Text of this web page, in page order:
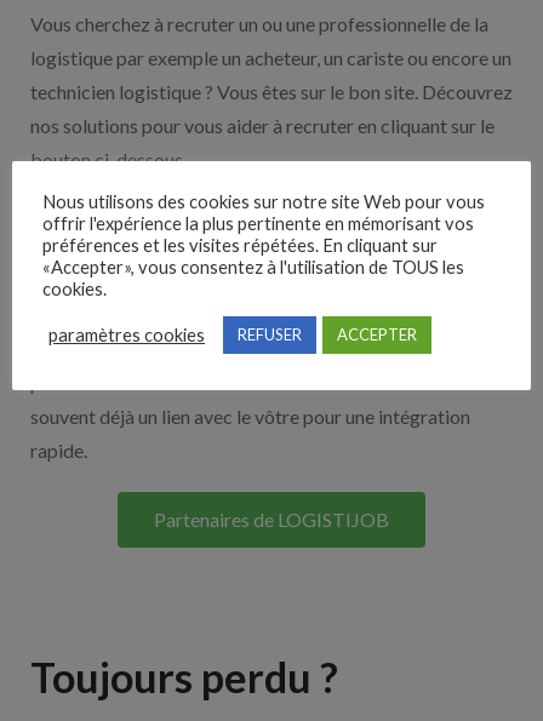
Vous cherchez à recruter un ou une professionnelle de la
logistique par exemple un acheteur, un cariste ou encore un
technicien logistique ? Vous êtes sur le bon site. Découvrez
nos solutions pour vous aider à recruter en cliquant sur le
bouton ci-dessous.
Nos solutions entreprises
Découvrez nos partenaires ! Moteurs de recherches,
multidiffuseurs, sites payant… nombreux sont nos
souvent déjà un lien avec le vôtre pour une intégration
rapide.
Partenaires de LOGISTIJOB
Toujours perdu ?
Nous utilisons des cookies sur notre site Web pour vous
offrir l'expérience la plus pertinente en mémorisant vos
préférences et les visites répétées. En cliquant sur
«Accepter», vous consentez à l'utilisation de TOUS les
cookies.
paramètres cookies REFUSER ACCEPTER